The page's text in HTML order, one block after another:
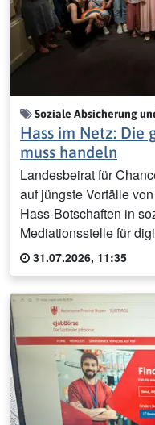
Soziale Absicherung
Hass im Netz: Die
muss handeln
Landesbeirat für
auf jüngste Vorfälle
Hass-Botschaften in
Mediationsstelle für
31.07.2026, 11:35